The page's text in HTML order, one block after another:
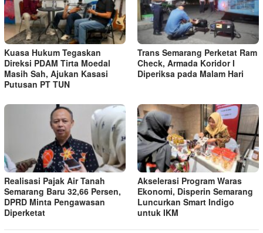
Kuasa Hukum Tegaskan
Direksi PDAM Tirta Moedal
Masih Sah, Ajukan Kasasi
Putusan PT TUN
Trans Semarang Perketat Ram
Check, Armada Koridor I
Diperiksa pada Malam Hari
Realisasi Pajak Air Tanah
Semarang Baru 32,66 Persen,
DPRD Minta Pengawasan
Diperketat
Akselerasi Program Waras
Ekonomi, Disperin Semarang
Luncurkan Smart Indigo
untuk IKM